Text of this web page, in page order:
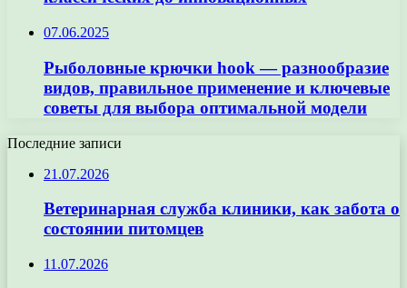
07.06.2025
Рыболовные крючки hook — разнообразие
видов, правильное применение и ключевые
советы для выбора оптимальной модели
Последние записи
21.07.2026
Ветеринарная служба клиники, как забота о
состоянии питомцев
11.07.2026